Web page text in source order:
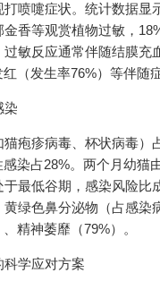
喷嚏症状。统计数据显
香等观赏植物过敏，
敏反应通常伴随结膜充
（发生率76%）等伴随症
染
疱疹病毒、杯状病毒）
感染占28%。两个月幼猫
最低谷期，感染风险比
绿色鼻分泌物（占感染
精神萎靡（79%）。
科学应对方案